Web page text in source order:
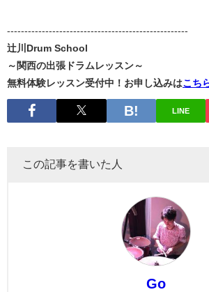
----------------------------------------------------
辻川Drum School
～関西の出張ドラムレッスン～
無料体験レッスン受付中！お申し込みはこち
LINE
この記事を書いた人
Go